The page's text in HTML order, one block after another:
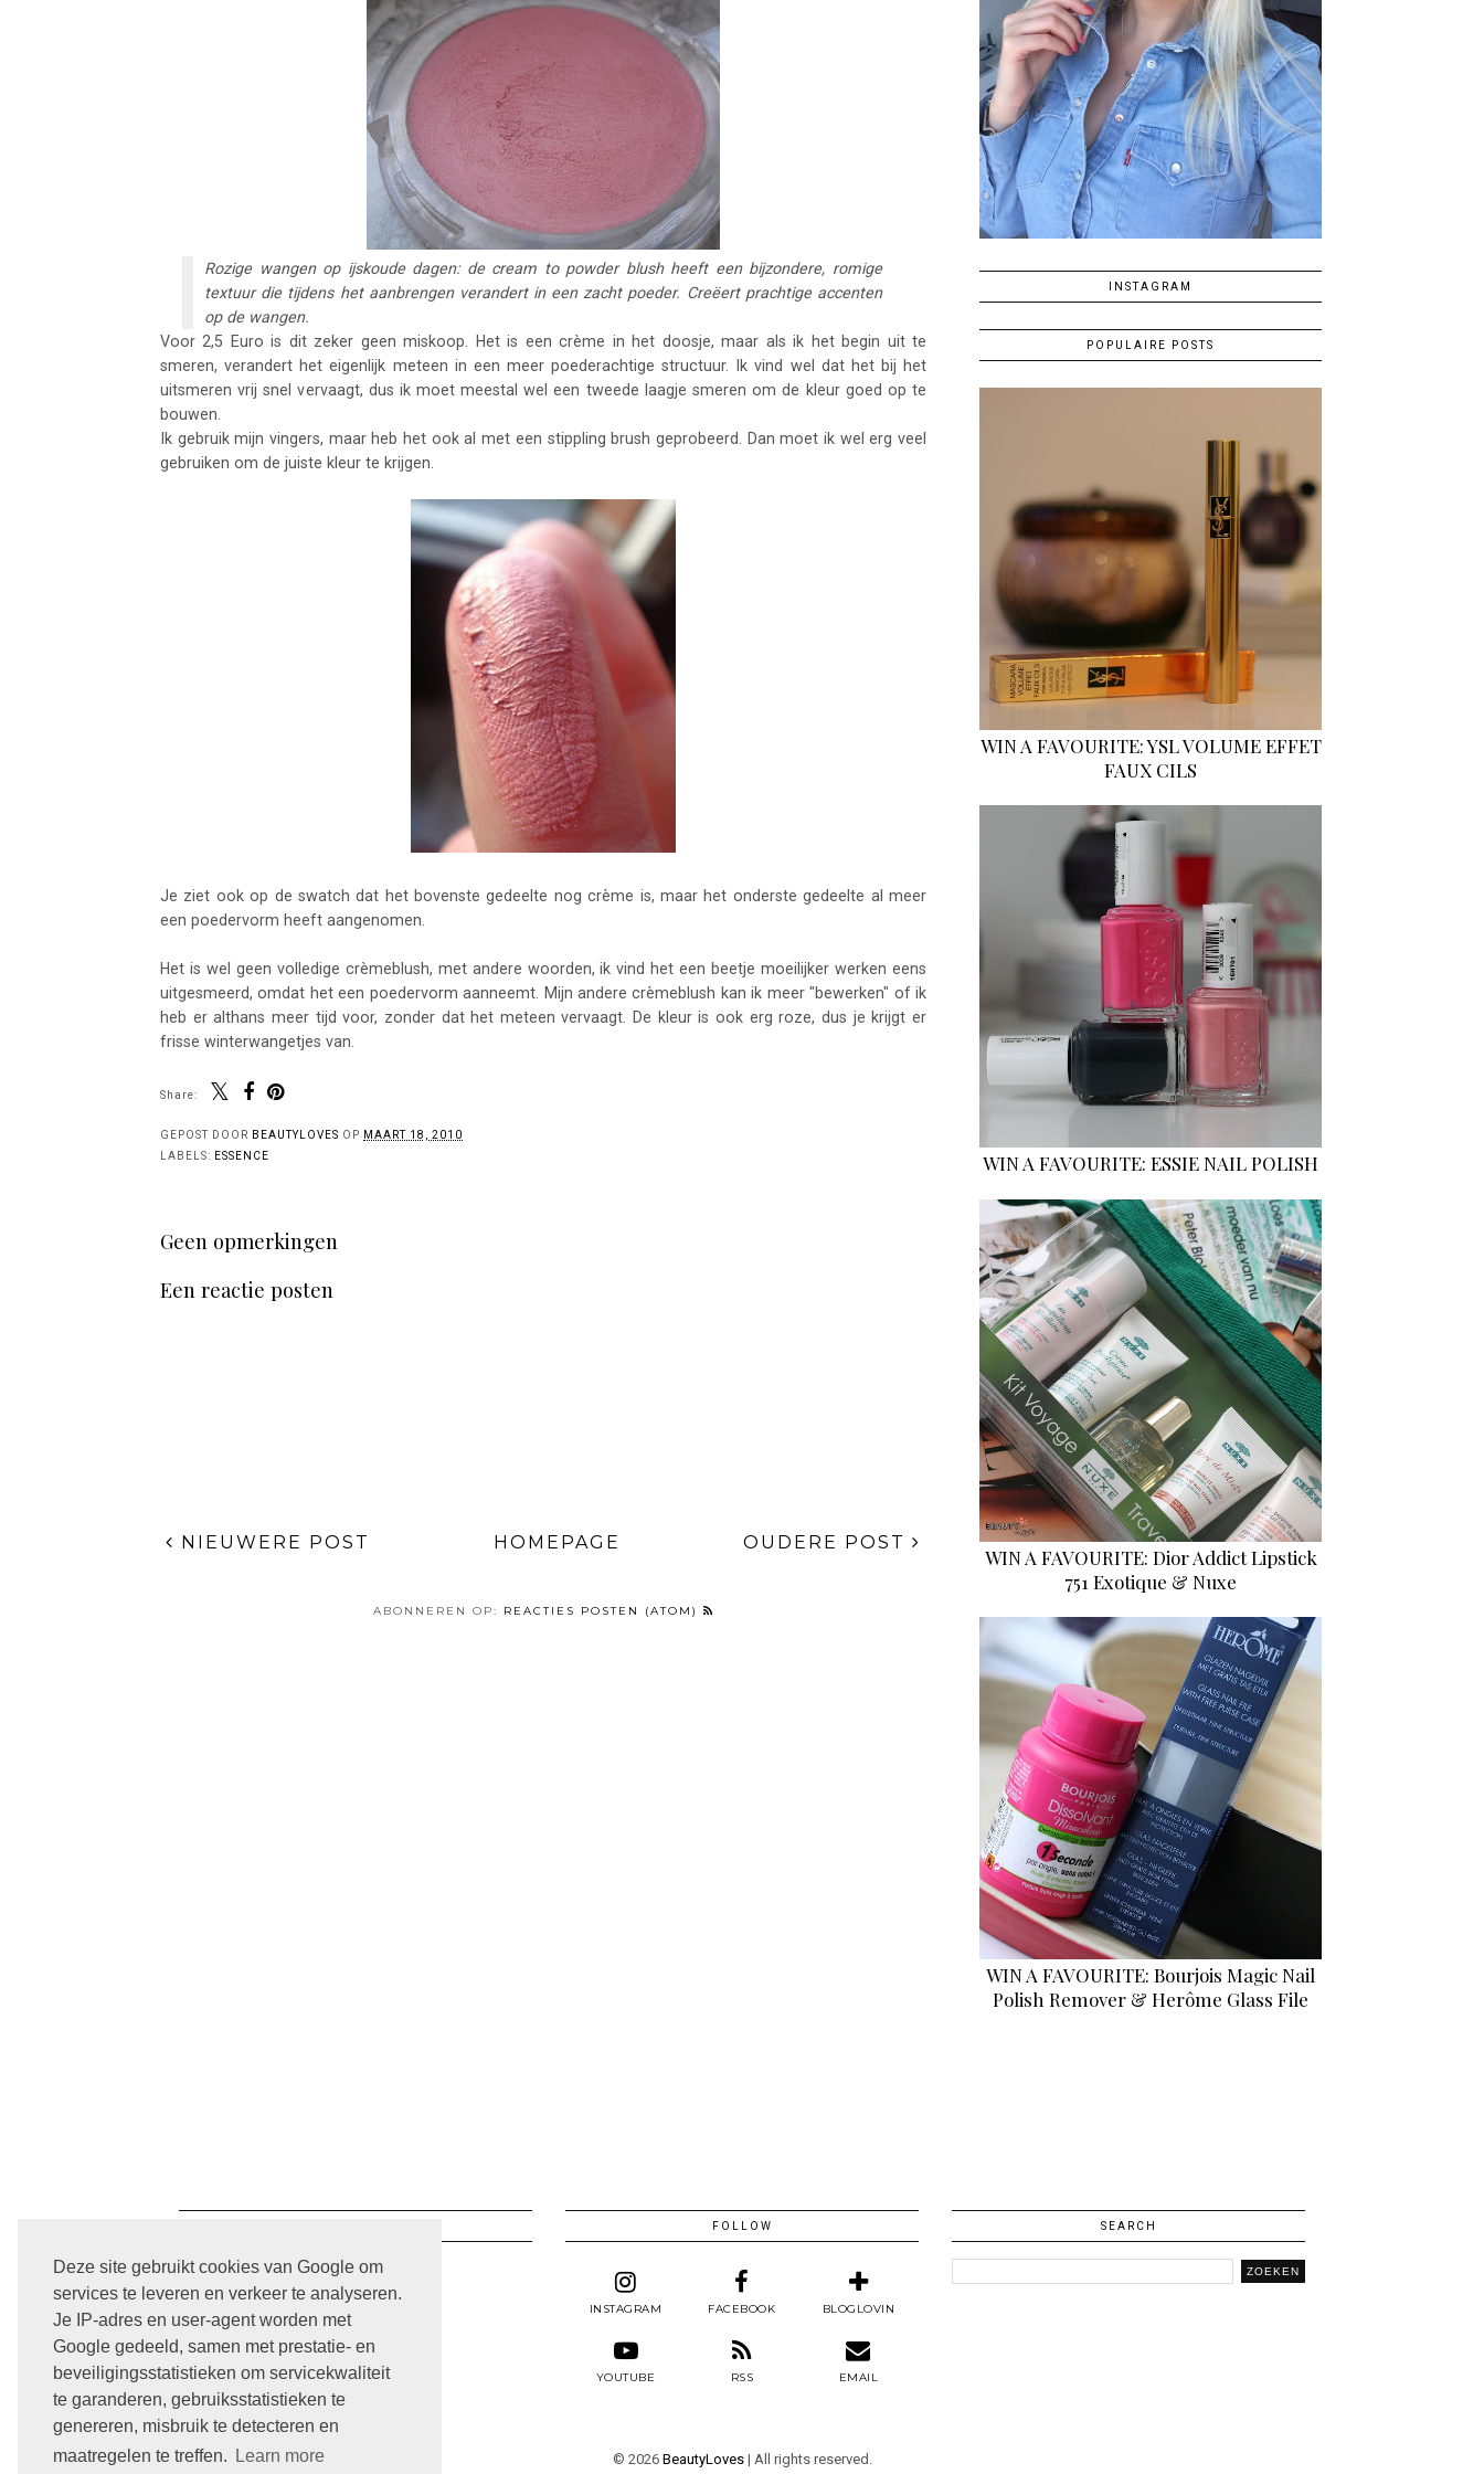
Deze site gebruikt cookies van Google om
services te leveren en verkeer te analyseren.
Je IP-adres en user-agent worden met
Google gedeeld, samen met prestatie- en
beveiligingsstatistieken om servicekwaliteit
te garanderen, gebruiksstatistieken te
genereren, misbruik te detecteren en
maatregelen te treffen.
Learn more
Rozige wangen op ijskoude dagen: de cream to powder blush heeft een bijzondere, romige
textuur die tijdens het aanbrengen verandert in een zacht poeder. Creëert prachtige accenten
op de wangen.
Voor 2,5 Euro is dit zeker geen miskoop. Het is een crème in het doosje, maar als ik het begin uit te
smeren, verandert het eigenlijk meteen in een meer poederachtige structuur. Ik vind wel dat het bij het
uitsmeren vrij snel vervaagt, dus ik moet meestal wel een tweede laagje smeren om de kleur goed op te
bouwen.
Ik gebruik mijn vingers, maar heb het ook al met een stippling brush geprobeerd. Dan moet ik wel erg veel
gebruiken om de juiste kleur te krijgen.
Je ziet ook op de swatch dat het bovenste gedeelte nog crème is, maar het onderste gedeelte al meer
een poedervorm heeft aangenomen.
Het is wel geen volledige crèmeblush, met andere woorden, ik vind het een beetje moeilijker werken eens
uitgesmeerd, omdat het een poedervorm aanneemt. Mijn andere crèmeblush kan ik meer "bewerken" of ik
heb er althans meer tijd voor, zonder dat het meteen vervaagt. De kleur is ook erg roze, dus je krijgt er
frisse winterwangetjes van.
Share:
GEPOST DOOR BEAUTYLOVES OP MAART 18, 2010
LABELS: ESSENCE
Geen opmerkingen
Een reactie posten
NIEUWERE POST OUDERE POST
HOMEPAGE
ABONNEREN OP: REACTIES POSTEN (ATOM)
INSTAGRAM
POPULAIRE POSTS
WIN A FAVOURITE: YSL VOLUME EFFET
FAUX CILS
WIN A FAVOURITE: ESSIE NAIL POLISH
WIN A FAVOURITE: Dior Addict Lipstick
751 Exotique & Nuxe
WIN A FAVOURITE: Bourjois Magic Nail
Polish Remover & Herôme Glass File
FOLLOW
INSTAGRAM FACEBOOK BLOGLOVIN
YOUTUBE RSS EMAIL
SEARCH
© 2026 BeautyLoves| All rights reserved.